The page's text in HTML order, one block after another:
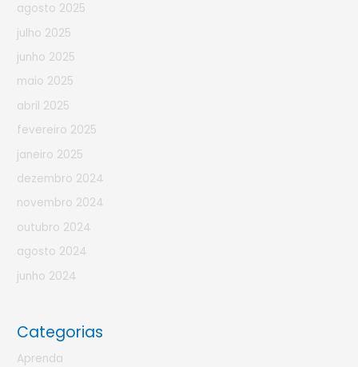
agosto 2025
julho 2025
junho 2025
maio 2025
abril 2025
fevereiro 2025
janeiro 2025
dezembro 2024
novembro 2024
outubro 2024
agosto 2024
junho 2024
Categorias
Aprenda